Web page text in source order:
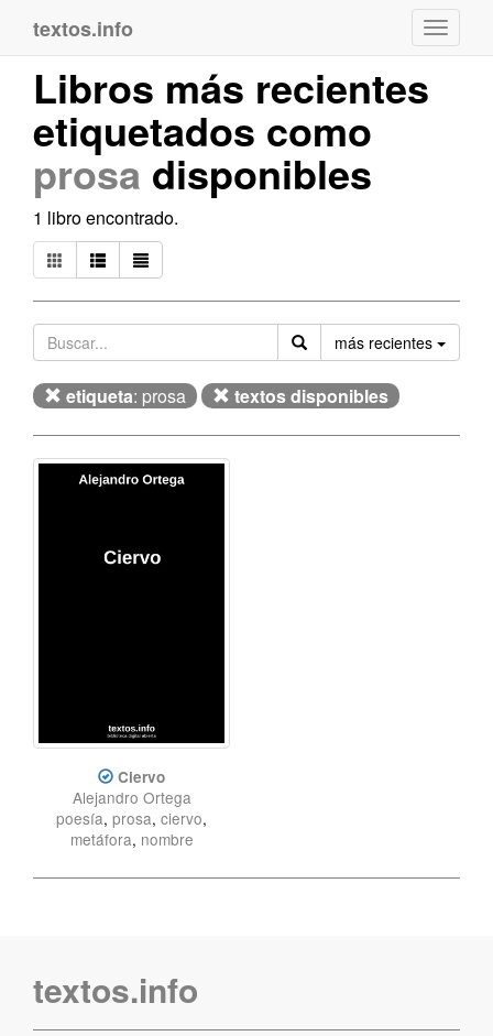
textos.info
Libros más recientes
etiquetados como
prosa disponibles
1 libro encontrado.
más recientes
etiqueta: prosa textos disponibles
Ciervo
Alejandro Ortega
poesía, prosa, ciervo,
metáfora, nombre
textos.info